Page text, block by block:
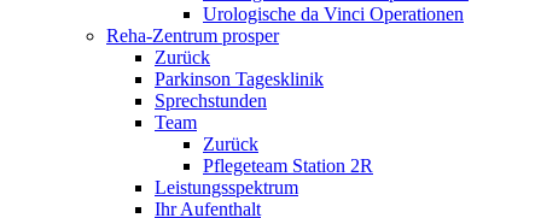
Urologische da Vinci Operationen
Reha-Zentrum prosper
Zurück
Parkinson Tagesklinik
Sprechstunden
Team
Zurück
Pflegeteam Station 2R
Leistungsspektrum
Ihr Aufenthalt